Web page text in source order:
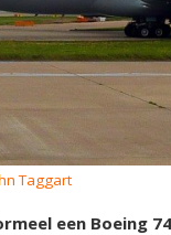
Taggart
een Boeing